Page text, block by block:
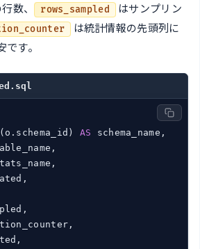
数、 rows_sampled
はサンプリン
は統計情報の先頭列に
す。
AS schema_name,